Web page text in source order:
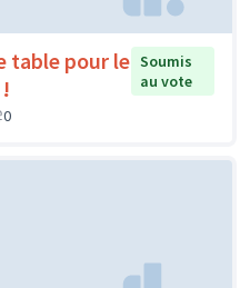
table pour le Soumis
au vote
0